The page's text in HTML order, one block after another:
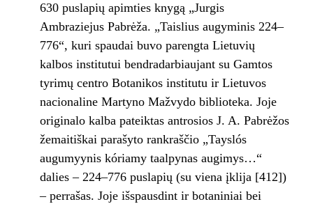
630 puslapių apimties knygą „Jurgis
Ambraziejus Pabrėža. „Taislius augyminis 224–
776“, kuri spaudai buvo parengta Lietuvių
kalbos institutui bendradarbiaujant su Gamtos
tyrimų centro Botanikos institutu ir Lietuvos
nacionaline Martyno Mažvydo biblioteka. Joje
originalo kalba pateiktas antrosios J. A. Pabrėžos
žemaitiškai parašyto rankraščio „Tayslós
augumyynis kóriamy taalpynas augimys…“
dalies – 224–776 puslapių (su viena įklija [412])
– perrašas. Joje išspausdint ir botaniniai bei